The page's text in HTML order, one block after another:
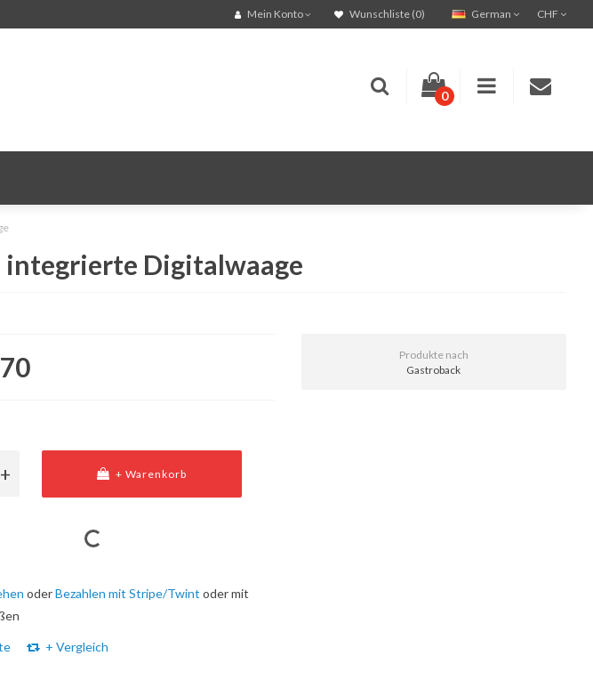
CHF
German
Mein Konto Wunschliste (0)
0
integrierte Digitalwaage
+ Warenkorb
oderBezahlen mit Stripe/Twint oder mit
+ Vergleich
Produkte nach
Gastroback